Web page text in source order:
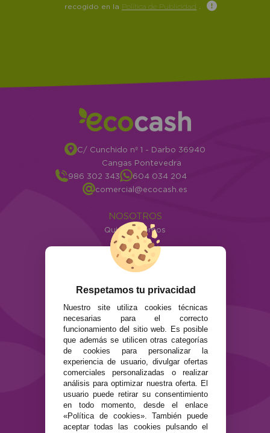
recogido en la Política de Publicidad
C/ Cunchido nº 1 - Darbo 36940
Cangas Pontevedra
986 302 343
604 034 204
comercial@ecocash.es
NOSOTROS
Quiénes somos
Info
ATENCIÓN AL CLIENTE
Formas de pago
Preguntas Frecuentes
Contacto
SEGURIDAD Y PRIVACIDAD
Términos y condiciones de uso
Política de privacidad
Política de cookies
Respetamos tu privacidad
Nuestro site utiliza cookies técnicas
necesarias para el correcto
funcionamiento del sitio web. Es posible
que además se utilicen otras categorías
de cookies para personalizar la
experiencia de usuario, divulgar ofertas
comerciales personalizadas o realizar
análisis para optimizar nuestra oferta. El
usuario puede retirar su consentimiento
en todo momento, desde el enlace
«Política de cookies». También puede
aceptar todas las cookies pulsando el